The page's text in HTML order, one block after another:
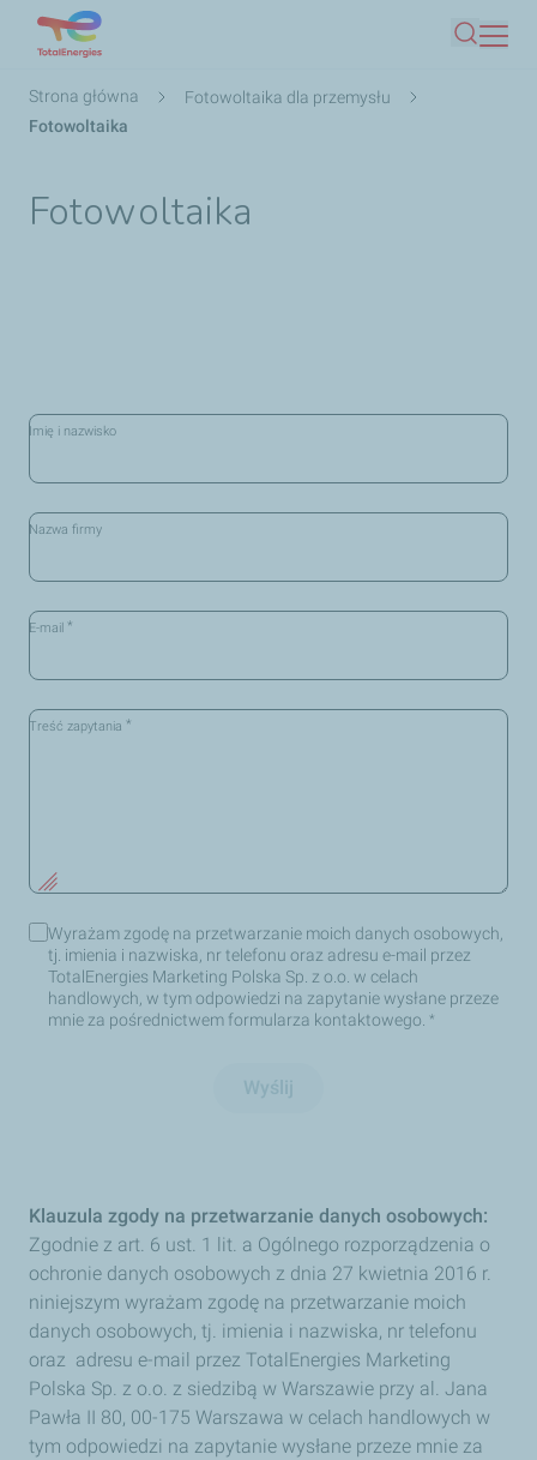
treści
Szukaj
Ścieżka
nawigacyjna
Strona główna
Fotowoltaika dla przemysłu
Fotowoltaika
Fotowoltaika
Imię i nazwisko
Nazwa firmy
E-mail *
Treść zapytania *
Wyrażam zgodę na przetwarzanie moich danych osobowych,
tj. imienia i nazwiska, nr telefonu oraz adresu e-mail przez
TotalEnergies Marketing Polska Sp. z o.o. w celach
handlowych, w tym odpowiedzi na zapytanie wysłane przeze
mnie za pośrednictwem formularza kontaktowego. *
Wyrażam
zgodę
na
przetwarzanie
moich
adresu
mail
przez
Marketing
Polska
Sp.
z
o.o.
celach
handlowych,
Wyślij
Klauzula zgody na przetwarzanie danych osobowych:
Zgodnie z art. 6 ust. 1 lit. a Ogólnego rozporządzenia o
ochronie danych osobowych z dnia 27 kwietnia 2016 r.
niniejszym wyrażam zgodę na przetwarzanie moich
danych osobowych, tj. imienia i nazwiska, nr telefonu
oraz adresu e-mail przez TotalEnergies Marketing
Polska Sp. z o.o. z siedzibą w Warszawie przy al. Jana
Pawła II 80, 00-175 Warszawa w celach handlowych w
tym odpowiedzi na zapytanie wysłane przeze mnie za